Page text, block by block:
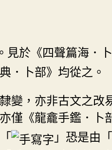
見於《四聲篇海．
．卜部》均從之。
變，亦非古文之改
僅《龍龕手鑑．卜
」恐是由「